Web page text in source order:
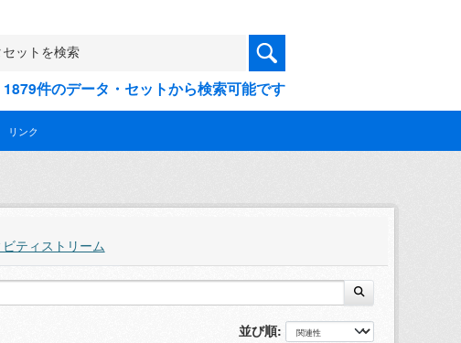
1879件のデータ・セットから検索可能です
リンク
ティストリーム
並び順